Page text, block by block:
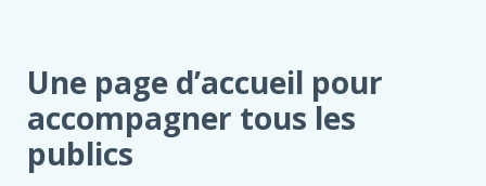
Une page d’accueil pour
accompagner tous les
publics